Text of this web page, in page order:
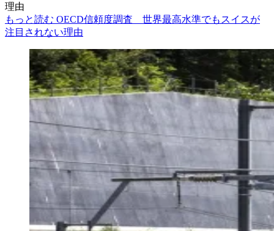
理由
もっと読む OECD信頼度調査 世界最高水準でもスイスが
注目されない理由